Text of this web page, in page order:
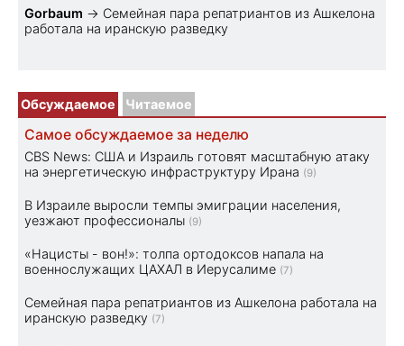
Gorbaum → Семейная пара репатриантов из Ашкелона
работала на иранскую разведку
Обсуждаемое Читаемое
Самое обсуждаемое за неделю
CBS News: США и Израиль готовят масштабную атаку
на энергетическую инфраструктуру Ирана (9)
В Израиле выросли темпы эмиграции населения,
уезжают профессионалы (9)
«Нацисты - вон!»: толпа ортодоксов напала на
военнослужащих ЦАХАЛ в Иерусалиме (7)
Семейная пара репатриантов из Ашкелона работала на
иранскую разведку (7)